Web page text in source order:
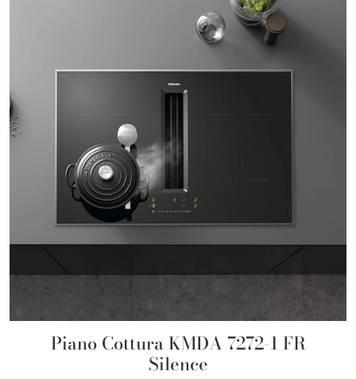
Piano Cottura KMDA 7272-1 FR
Silence